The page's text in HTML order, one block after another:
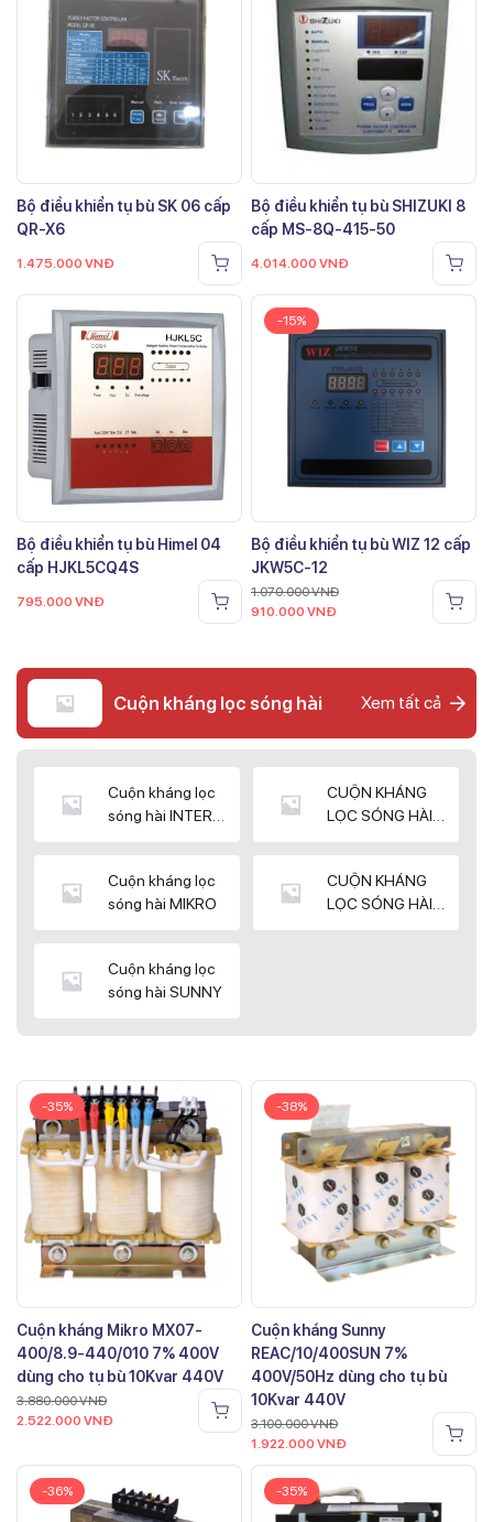
Bộ điều khiển tụ bù SK 06 cấp
QR-X6
1.475.000 VNĐ
Bộ điều khiển tụ bù SHIZUKI 8
cấp MS-8Q-415-50
4.014.000 VNĐ
Bộ điều khiển tụ bù Himel 04
cấp HJKL5CQ4S
795.000 VNĐ
-15%
Bộ điều khiển tụ bù WIZ 12 cấp
JKW5C-12
1.070.000VNĐ
910.000 VNĐ
Cuộn kháng lọc sóng hài Xem tất cả
Cuộn kháng lọc
sóng hài INTER
CUỘN KHÁNG
LỌC SÓNG HÀI
Cuộn kháng lọc
sóng hài MIKRO
CUỘN KHÁNG
LỌC SÓNG HÀI
Cuộn kháng lọc
sóng hài SUNNY
-35%
Cuộn kháng Mikro MX07-
400/8.9-440/010 7% 400V
dùng cho tụ bù 10Kvar 440V
3.880.000VNĐ
2.522.000 VNĐ
-38%
Cuộn kháng Sunny
REAC/10/400SUN 7%
400V/50Hz dùng cho tụ bù
10Kvar 440V
3.100.000VNĐ
1.922.000 VNĐ
-36% -35%